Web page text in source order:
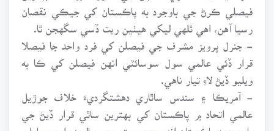
فيصلي ڪرڻ جي باوجود به پاڪستان کي جيڪي نقصان
رسيا آهن، اهي ٿلهي ليکي هيٺين ريت ڏسي سگهجن ٿا.
- جنرل پرويز مشرف جي فيصلن کي فرد واحد جا فيصلا
قرار ڏئي عالمي سول سوسائٽي انهن فيصلن کي ڪا به
ويليو ڏيڻ لاءِ تيار ناهي.
- آمريڪا ۽ سندس ساٿاري دهشتگرديءَ خلاف جوڙيل
عالمي اتحاد ۾ پاڪستان کي بهترين ساٿي قرار ڏيڻ جي
باوجود به پاڪستان اندر جمهوريت جي بحاليءَ واري معاملي